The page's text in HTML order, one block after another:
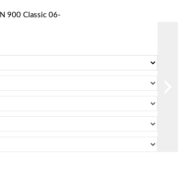
900 Classic 06-